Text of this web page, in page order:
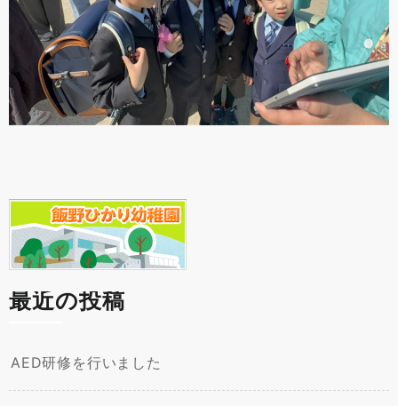
最近の投稿
AED研修を行いました